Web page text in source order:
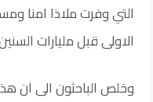
التي وفرت ملاذا امنا
الاولى قبل مليارات
وخلص الباحثون الى ان